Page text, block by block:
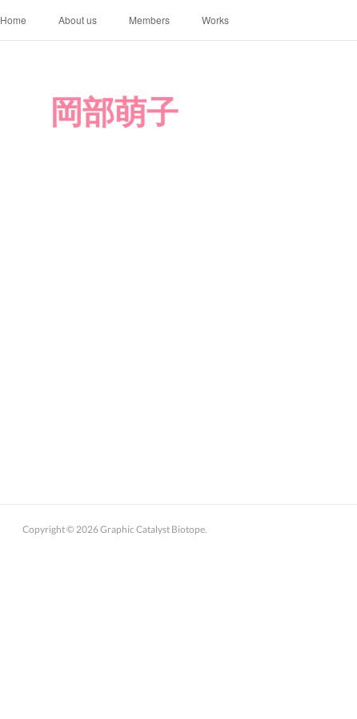
Home About us Members Works
岡部萌子
Copyright © 2026Graphic Catalyst Biotope.